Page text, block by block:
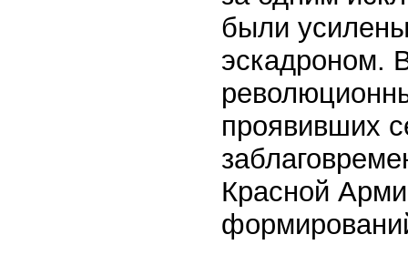
были
эскадроном.
проявивших
Красной